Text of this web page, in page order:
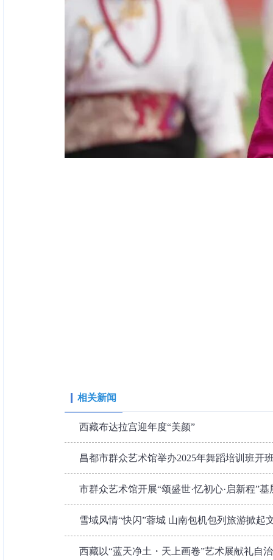
相关新闻
西藏布达拉宫迎年度“美颜”
昌都市群众艺术馆举办2025年舞蹈培训班开
市群众艺术馆开展“颂盛世·忆初心·启新程”
雪域风情“快闪”蓉城 山南包机包列旅游掀起
西藏以“蓝天净土・天上画卷”艺术展献礼自